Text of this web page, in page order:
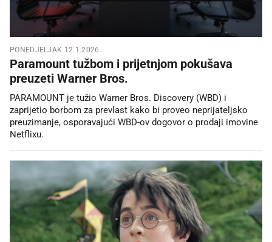
PONEDJELJAK 12.1.2026.
Paramount tužbom i prijetnjom pokušava
preuzeti Warner Bros.
PARAMOUNT je tužio Warner Bros. Discovery (WBD) i
zaprijetio borbom za prevlast kako bi proveo neprijateljsko
preuzimanje, osporavajući WBD-ov dogovor o prodaji imovine
Netflixu.